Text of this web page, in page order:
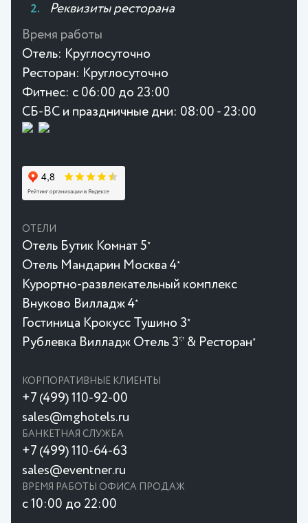
Реквизиты ресторана
Время работы
Отель: Круглосуточно
Ресторан: Круглосуточно
Фитнес: с 06:00 до 23:00
СБ-ВС и праздничные дни: 08:00 - 23:00
ОТЕЛИ
Отель Бутик Комнат 5★
Отель Мандарин Москва 4★
Курортно-развлекательный комплекс
Внуково Вилладж 4★
Гостиница Крокусc Тушино 3★
Рублевка Вилладж Отель 3* & Ресторан★
КОРПОРАТИВНЫЕ КЛИЕНТЫ
+7 (499) 110-92-00
sales@mghotels.ru
БАНКЕТНАЯ СЛУЖБА
+7 (499) 110-64-63
sales@eventner.ru
ВРЕМЯ РАБОТЫ ОФИСА ПРОДАЖ
с 10:00 до 22:00